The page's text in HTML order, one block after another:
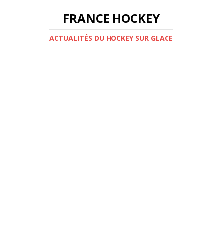
FRANCE HOCKEY
ACTUALITÉS DU HOCKEY SUR GLACE